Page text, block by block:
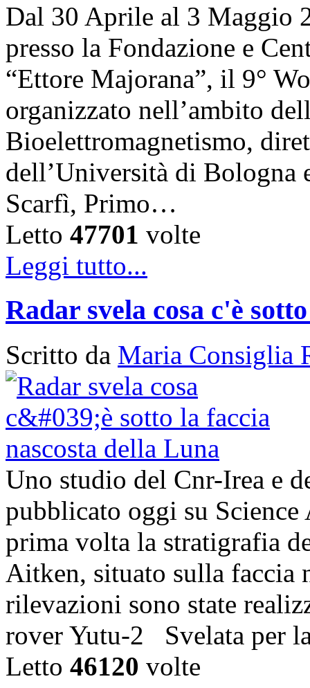
Dal 30 Aprile al 3 Maggio
presso la Fondazione e
“Ettore Majorana”, il 9°
organizzato nell’ambito
Bioelettromagnetismo,
dell’Università di Bologna
Scarfì, Primo…
Letto 47701 volte
Leggi tutto...
Radar svela cosa c'è
Scritto da Maria Consiglia
Uno studio del Cnr-Irea e
pubblicato oggi su
prima volta la stratigrafia
Aitken, situato sulla faccia
rilevazioni sono state
rover Yutu-2 Svelata per
Letto 46120 volte